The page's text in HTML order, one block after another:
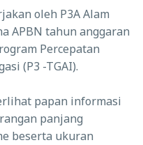
oleh P3A Alam
APBN tahun anggaran
Percepatan
(P3 -TGAI).
papan informasi
panjang
beserta ukuran